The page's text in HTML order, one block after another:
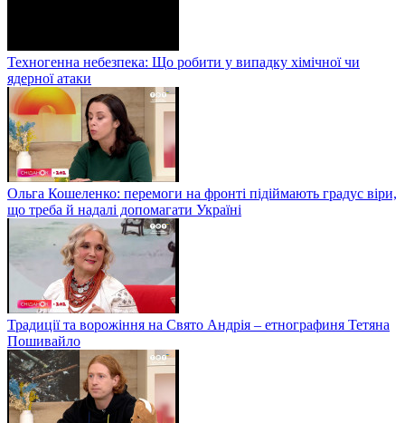
Техногенна небезпека: Що робити у випадку хімічної чи
ядерної атаки
Ольга Кошеленко: перемоги на фронті підіймають градус віри,
що треба й надалі допомагати Україні
Традиції та ворожіння на Свято Андрія – етнографиня Тетяна
Пошивайло